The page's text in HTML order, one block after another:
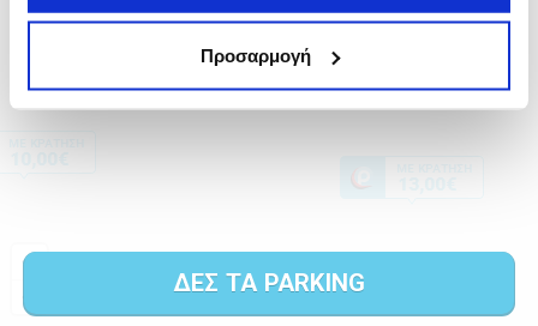
Προσαρμογή
ΔΕΣ ΤΑ PARKING